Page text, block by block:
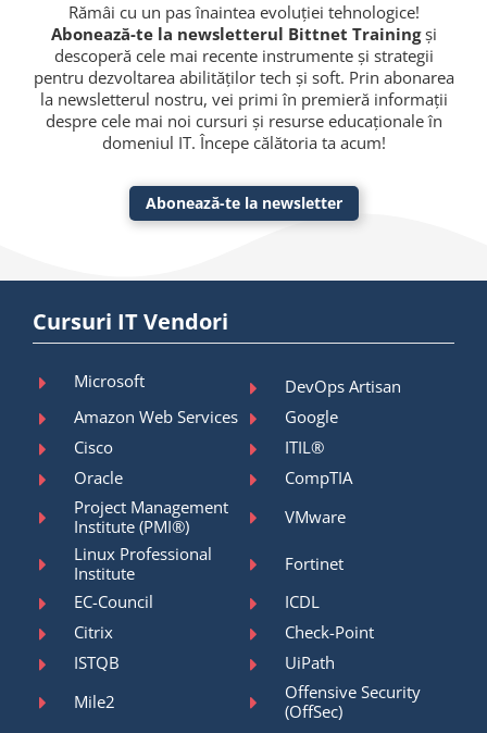
Rămâi cu un pas înaintea evoluției tehnologice!
Abonează-te la newsletterul Bittnet Trainingși
descoperă cele mai recente instrumente și strategii
pentru dezvoltarea abilităților tech și soft. Prin abonarea
la newsletterul nostru, vei primi în premieră informații
despre cele mai noi cursuri și resurse educaționale în
domeniul IT. Începe călătoria ta acum!
Abonează-te la newsletter
Cursuri IT Vendori
Microsoft
DevOps Artisan
Amazon Web Services
Google
Cisco
ITIL®
Oracle
CompTIA
Project Management
Institute (PMI®)
VMware
Linux Professional
Institute
Fortinet
EC-Council
ICDL
Citrix
Check-Point
ISTQB
UiPath
Mile2
Offensive Security
(OffSec)